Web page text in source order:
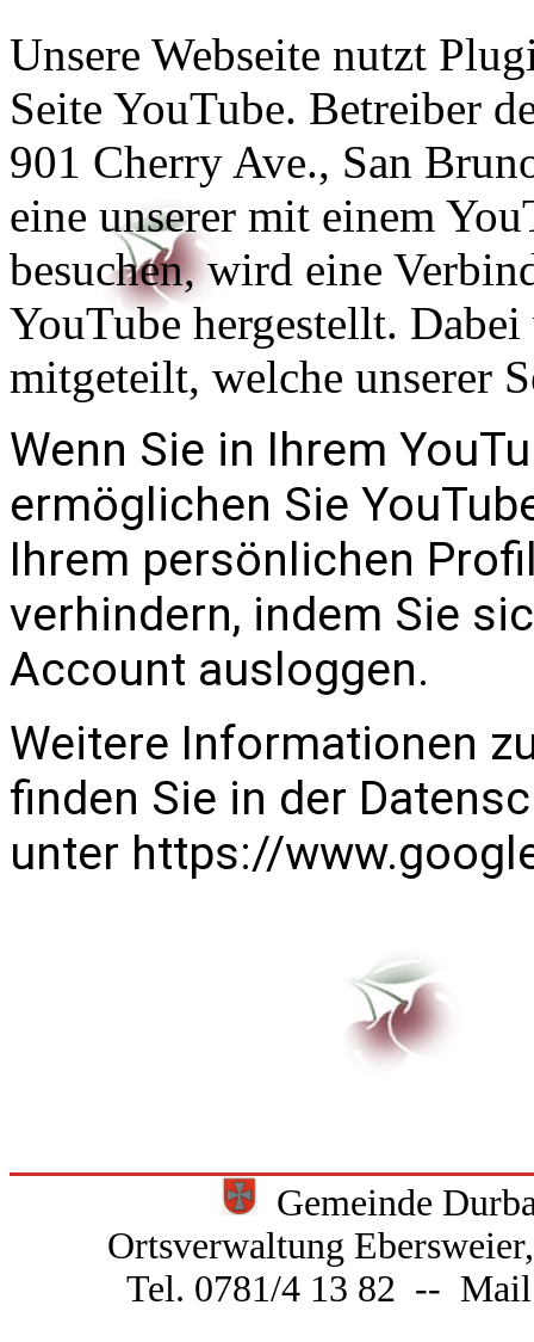
Unsere Webseite nutzt
Seite YouTube. Betreiber
901 Cherry Ave., San
eine unserer mit einem
besuchen, wird eine
YouTube hergestellt.
mitgeteilt, welche unserer
Wenn Sie in Ihrem
ermöglichen Sie
Ihrem persönlichen
verhindern, indem Sie
Account ausloggen.
Weitere Informationen
finden Sie in der
unter https://
Gemeinde
Ortsverwaltung
Tel. 0781/4 13 82 --